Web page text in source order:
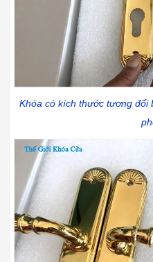
Khóa có kích thước tương đối